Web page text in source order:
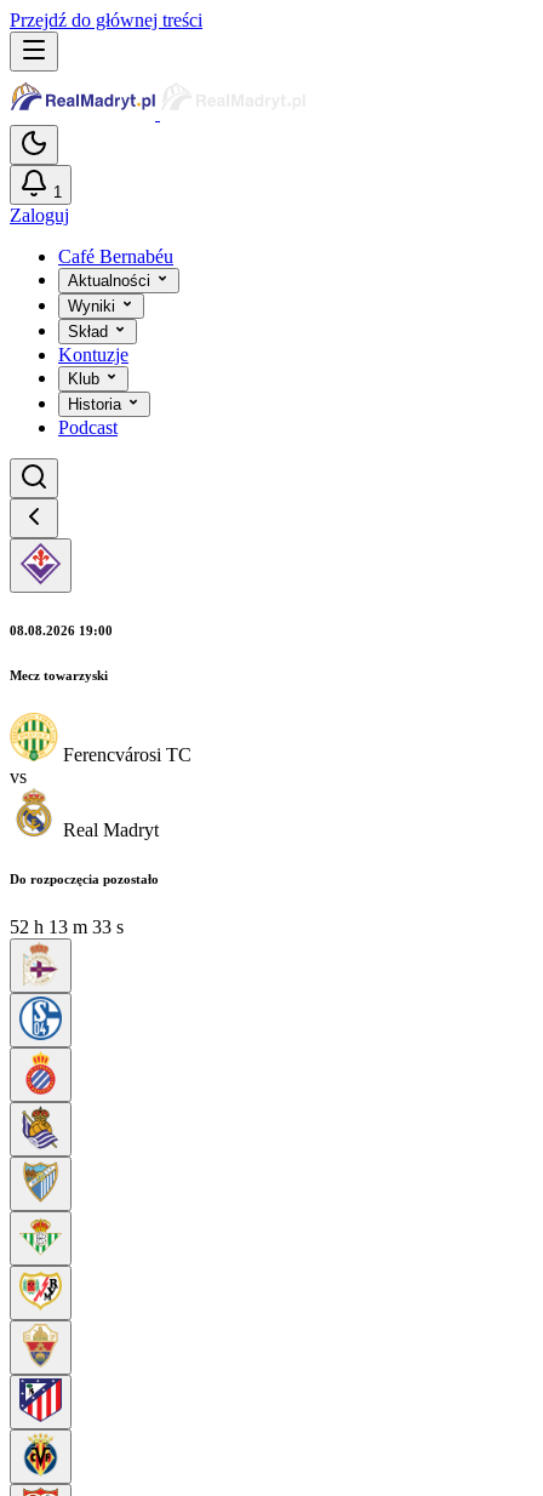
Przejdź do głównej treści
1
Zaloguj
Café Bernabéu
Aktualności
Wyniki
Skład
Kontuzje
Klub
Historia
Podcast
08.08.2026 19:00
Mecz towarzyski
Ferencvárosi TC
vs
Real Madryt
Do rozpoczęcia pozostało
52 h 13 m 33 s